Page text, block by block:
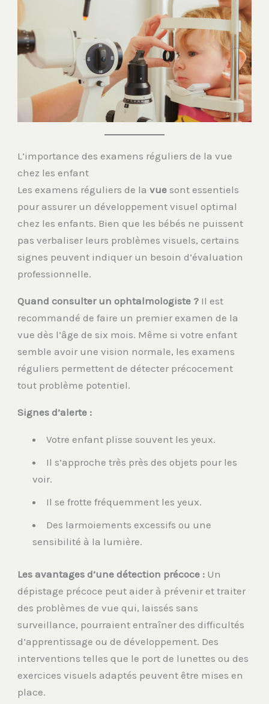
L’importance des examens réguliers de la vue
chez les enfant
Les examens réguliers de lavue sont essentiels
pour assurer un développement visuel optimal
chez les enfants. Bien que les bébés ne puissent
pas verbaliser leurs problèmes visuels, certains
signes peuvent indiquer un besoin d’évaluation
professionnelle.
Quand consulter un ophtalmologiste ? Il est
recommandé de faire un premier examen de la
vue dès l’âge de six mois. Même si votre enfant
semble avoir une vision normale, les examens
réguliers permettent de détecter précocement
tout problème potentiel.
Signes d’alerte :
Votre enfant plisse souvent les yeux.
Il s’approche très près des objets pour les
voir.
Il se frotte fréquemment les yeux.
Des larmoiements excessifs ou une
sensibilité à la lumière.
Les avantages d’une détection précoce : Un
dépistage précoce peut aider à prévenir et traiter
des problèmes de vue qui, laissés sans
surveillance, pourraient entraîner des difficultés
d’apprentissage ou de développement. Des
interventions telles que le port de lunettes ou des
exercices visuels adaptés peuvent être mises en
place.